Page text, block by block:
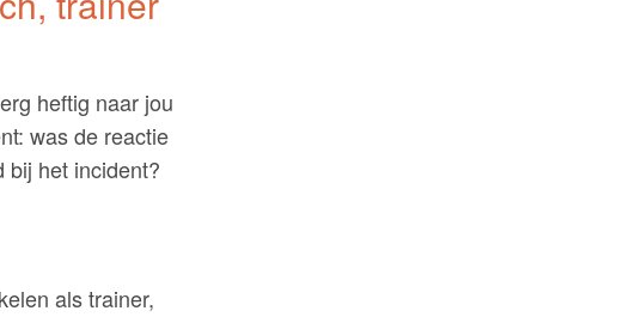
heftig naar jou
was de reactie
bij het incident?
als trainer,